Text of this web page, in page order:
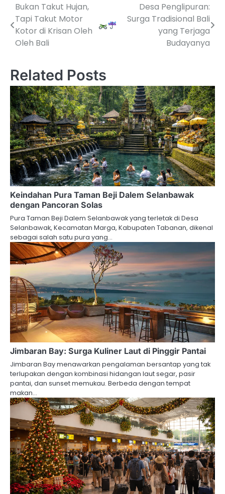
Post
navigation
Bukan Takut Hujan,
Tapi Takut Motor
Kotor di Krisan Oleh
Oleh Bali
Desa Penglipuran:
Surga Tradisional Bali
yang Terjaga
Budayanya
Related Posts
Keindahan Pura Taman Beji Dalem Selanbawak
dengan Pancoran Solas
Pura Taman Beji Dalem Selanbawak yang terletak di Desa
Selanbawak, Kecamatan Marga, Kabupaten Tabanan, dikenal
sebagai salah satu pura yang…
Jimbaran Bay: Surga Kuliner Laut di Pinggir Pantai
Jimbaran Bay menawarkan pengalaman bersantap yang tak
terlupakan dengan kombinasi hidangan laut segar, pasir
pantai, dan sunset memukau. Berbeda dengan tempat
makan…